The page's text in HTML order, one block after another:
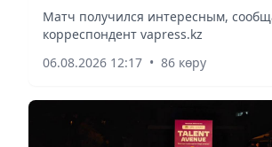
шахматистов
Матч получился интересным,
корреспондент vapress.kz
06.08.2026 12:17 • 86 көру